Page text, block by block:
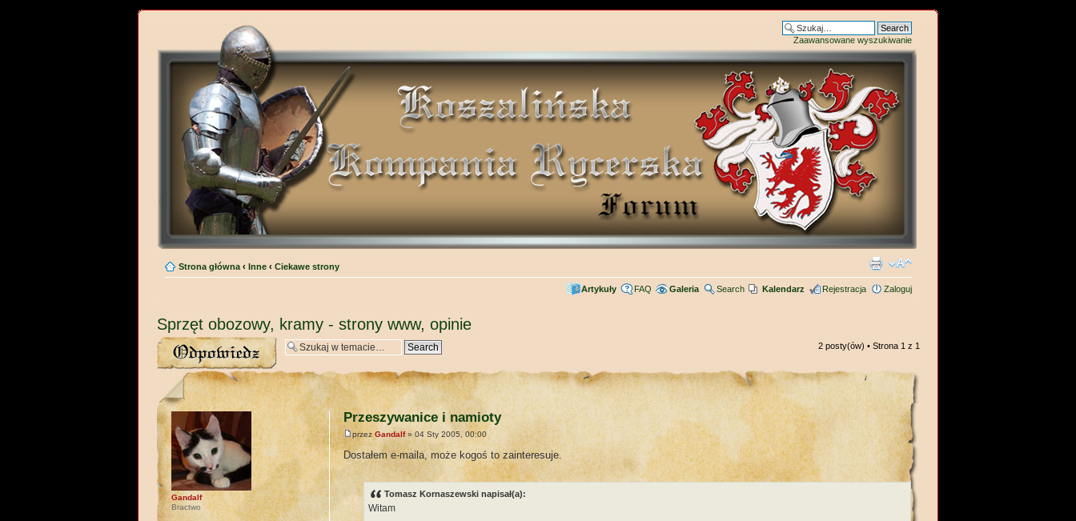
Zaawansowane wyszukiwanie
Strona główna ‹ Inne ‹ Ciekawe strony
Artykuły FAQ Galeria Search Kalendarz Rejestracja Zaloguj
Sprzęt obozowy, kramy - strony www, opinie
Wyślij odpowiedź 2 posty(ów) • Strona 1 z 1
Przeszywanice i namioty
przezGandalf» 04 Sty 2005, 00:00
Dostałem e-maila, może kogoś to zainteresuje.
Tomasz Kornaszewski napisał(a):
Witam
Gandalf
Bractwo